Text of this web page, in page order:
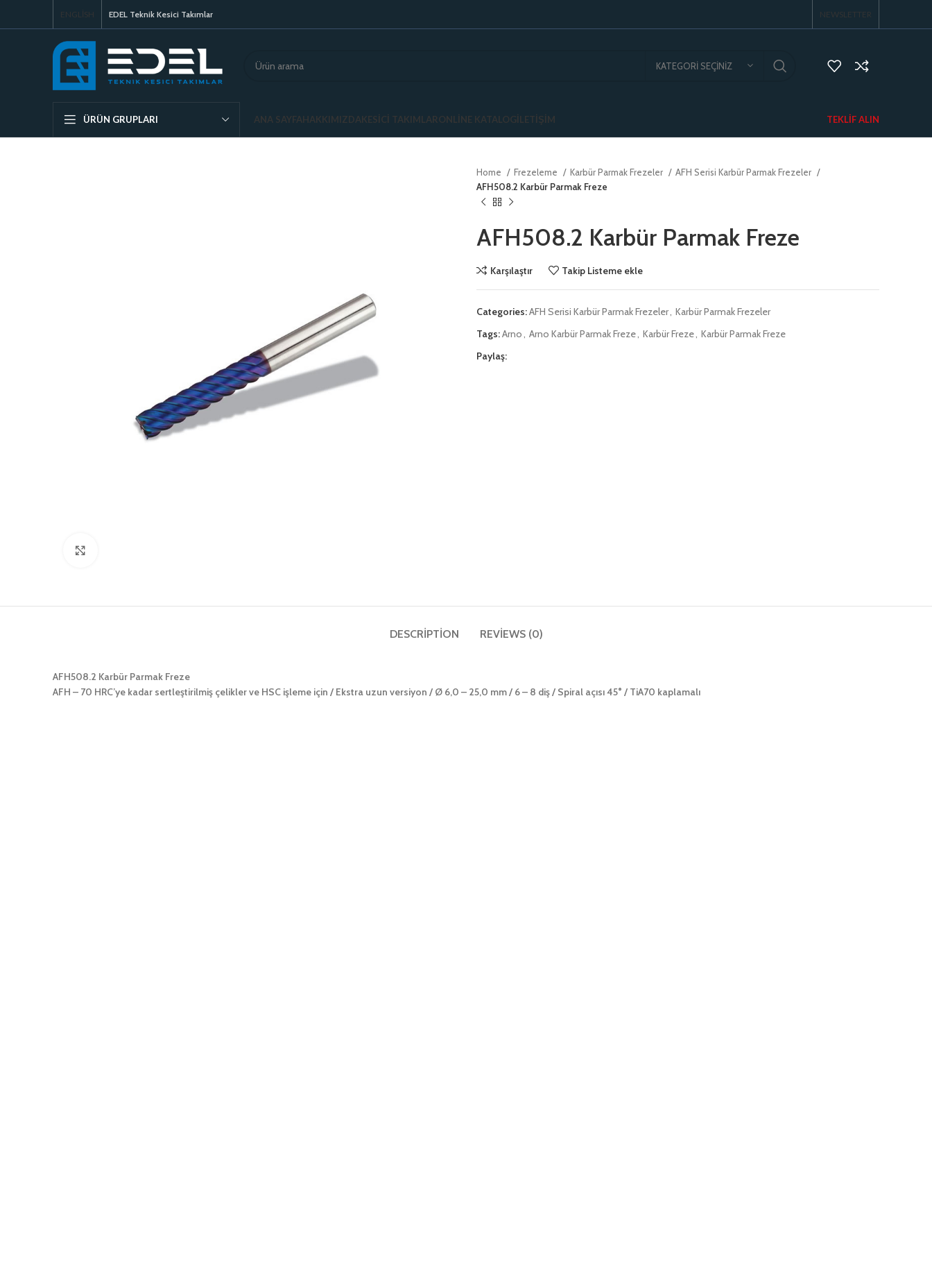
ENGLISH EDEL Teknik Kesici Takımlar NEWSLETTER
KATEGORI SEÇINIZ
ÜRÜN GRUPLARI ANA SAYFAHAKKIMIZDAKESICI TAKIMLARONLINE KATALOGİLETIŞIM TEKLIF ALIN
Home Frezeleme Karbür Parmak Frezeler
AFH Serisi Karbür Parmak Frezeler
AFH508.2 Karbür Parmak Freze
AFH508.2 Karbür Parmak Freze
Karşılaştır Takip Listeme ekle
Categories:AFH Serisi Karbür Parmak Frezeler, Karbür Parmak Frezeler
Tags:Arno, Arno Karbür Parmak Freze, Karbür Freze, Karbür Parmak Freze
Paylaş:
DESCRIPTION REVIEWS (0)
AFH508.2 Karbür Parmak Freze
AFH – 70 HRC’ye kadar sertleştirilmiş çelikler ve HSC işleme için / Ekstra uzun versiyon / Ø 6,0 – 25,0 mm / 6 – 8 diş / Spiral açısı 45° / TiA70 kaplamalı